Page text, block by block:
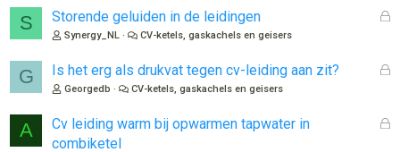
S
G
l
n
Storende geluiden in de leidingen
Synergy_NL CV-ketels, gaskachels en geisers
G
G
l
Is het erg als drukvat tegen cv-leiding aan zit?
Georgedb CV-ketels, gaskachels en geisers
A
G
Cv leiding warm bij opwarmen tapwater in
combiketel